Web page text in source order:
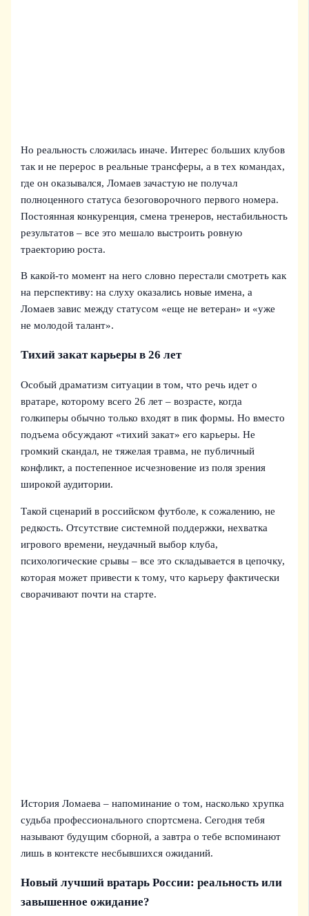
Но реальность сложилась иначе. Интерес больших клубов
так и не перерос в реальные трансферы, а в тех командах,
где он оказывался, Ломаев зачастую не получал
полноценного статуса безоговорочного первого номера.
Постоянная конкуренция, смена тренеров, нестабильность
результатов – все это мешало выстроить ровную
траекторию роста.
В какой‑то момент на него словно перестали смотреть как
на перспективу: на слуху оказались новые имена, а
Ломаев завис между статусом «еще не ветеран» и «уже
не молодой талант».
Тихий закат карьеры в 26 лет
Особый драматизм ситуации в том, что речь идет о
вратаре, которому всего 26 лет – возрасте, когда
голкиперы обычно только входят в пик формы. Но вместо
подъема обсуждают «тихий закат» его карьеры. Не
громкий скандал, не тяжелая травма, не публичный
конфликт, а постепенное исчезновение из поля зрения
широкой аудитории.
Такой сценарий в российском футболе, к сожалению, не
редкость. Отсутствие системной поддержки, нехватка
игрового времени, неудачный выбор клуба,
психологические срывы – все это складывается в цепочку,
которая может привести к тому, что карьеру фактически
сворачивают почти на старте.
История Ломаева – напоминание о том, насколько хрупка
судьба профессионального спортсмена. Сегодня тебя
называют будущим сборной, а завтра о тебе вспоминают
лишь в контексте несбывшихся ожиданий.
Новый лучший вратарь России: реальность или
завышенное ожидание?